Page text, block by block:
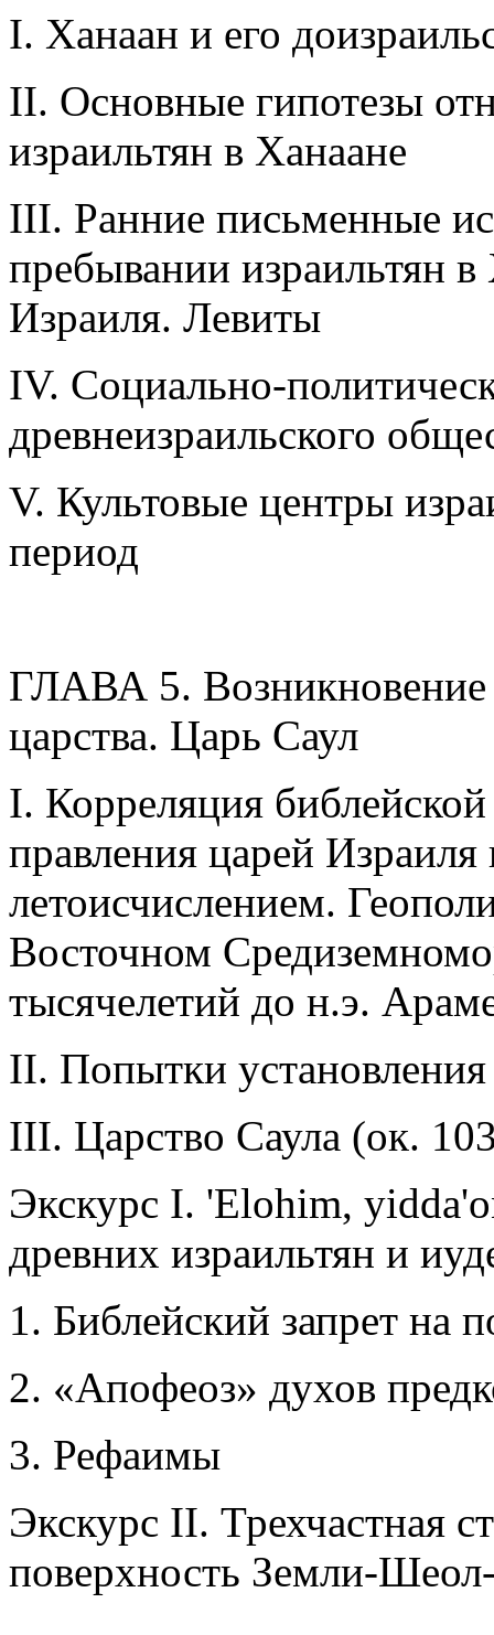
I. Ханаан и его
II. Основные гипотезы
израильтян в Ханаане
III. Ранние письменные
пребывании израильтян в
Израиля. Левиты
IV. Социально-
древнеизраильского
V. Культовые центры
период
ГЛАВА 5. Возникновение
царства. Царь Саул
I. Корреляция
правления царей
летоисчислением.
Восточном
тысячелетий до н.э.
II. Попытки установления
III. Царство Саула (ок.
Экскурс I. 'Elohim,
древних израильтян и
1. Библейский запрет на
2. «Апофеоз» духов
3. Рефаимы
Экскурс II. Трехчастная
поверхность Земли-